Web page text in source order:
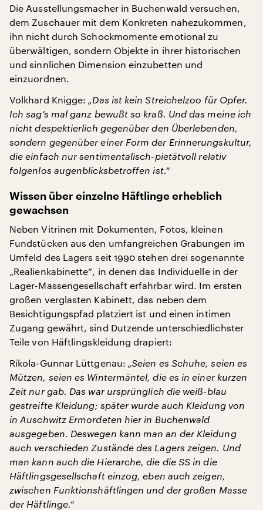
Die Ausstellungsmacher in Buchenwald versuchen,
dem Zuschauer mit dem Konkreten nahezukommen,
ihn nicht durch Schockmomente emotional zu
überwältigen, sondern Objekte in ihrer historischen
und sinnlichen Dimension einzubetten und
einzuordnen.
Volkhard Knigge: „Das ist kein Streichelzoo für Opfer.
Ich sag’s mal ganz bewußt so kraß. Und das meine ich
nicht despektierlich gegenüber den Überlebenden,
sondern gegenüber einer Form der Erinnerungskultur,
die einfach nur sentimentalisch-pietätvoll relativ
folgenlos augenblicksbetroffen ist.“
Wissen über einzelne Häftlinge erheblich
gewachsen
Neben Vitrinen mit Dokumenten, Fotos, kleinen
Fundstücken aus den umfangreichen Grabungen im
Umfeld des Lagers seit 1990 stehen drei sogenannte
„Realienkabinette“, in denen das Individuelle in der
Lager-Massengesellschaft erfahrbar wird. Im ersten
großen verglasten Kabinett, das neben dem
Besichtigungspfad platziert ist und einen intimen
Zugang gewährt, sind Dutzende unterschiedlichster
Teile von Häftlingskleidung drapiert:
Rikola-Gunnar Lüttgenau: „Seien es Schuhe, seien es
Mützen, seien es Wintermäntel, die es in einer kurzen
Zeit nur gab. Das war ursprünglich die weiß-blau
gestreifte Kleidung; später wurde auch Kleidung von
in Auschwitz Ermordeten hier in Buchenwald
ausgegeben. Deswegen kann man an der Kleidung
auch verschieden Zustände des Lagers zeigen. Und
man kann auch die Hierarche, die die SS in die
Häftlingsgesellschaft einzog, eben auch zeigen,
zwischen Funktionshäftlingen und der großen Masse
der Häftlinge.“